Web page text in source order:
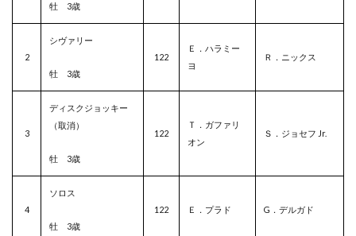
牡 3歳
2
シヴァリー
牡 3歳
122
Ｅ．ハラミー
ヨ
Ｒ．ニックス
3
ディスクジョッキー
（取消）
牡 3歳
122
Ｔ．ガファリ
オン
Ｓ．ジョセフ Jr.
4
ソロス
牡 3歳
122 Ｅ．プラド G．デルガド